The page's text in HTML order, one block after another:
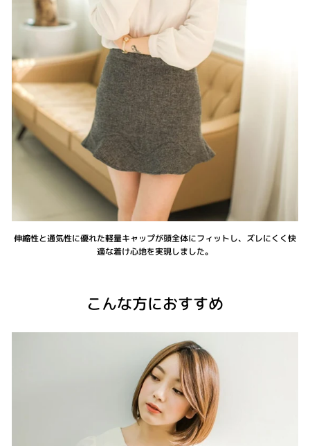
伸縮性と通気性に優れた軽量キャップが頭全体にフィットし、ズレにくく快
適な着け心地を実現しました。
こんな方におすすめ